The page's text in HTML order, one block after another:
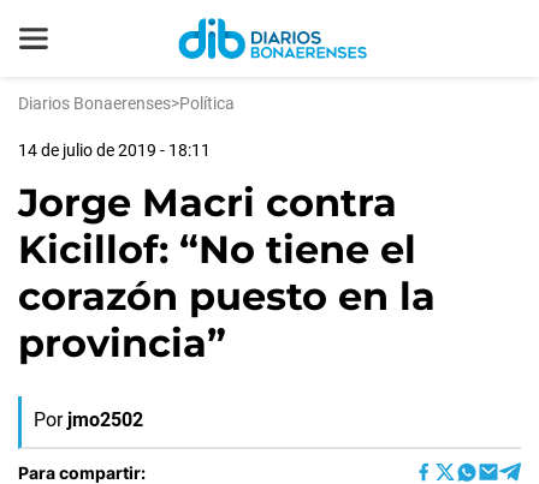
Diarios Bonaerenses>Política
14 de julio de 2019 - 18:11
Jorge Macri contra
Kicillof: “No tiene el
corazón puesto en la
provincia”
Por jmo2502
Para compartir: